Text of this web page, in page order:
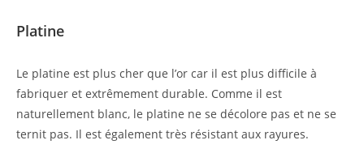
Platine
Le platine est plus cher que l’or car il est plus difficile à
fabriquer et extrêmement durable. Comme il est
naturellement blanc, le platine ne se décolore pas et ne se
ternit pas. Il est également très résistant aux rayures.